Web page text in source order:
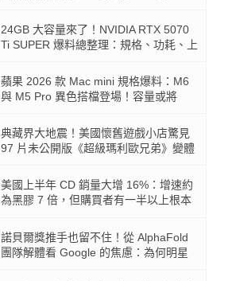
24GB 大容量來了！NVIDIA RTX 5070
Ti SUPER 爆料總整理：規格、功耗、上
蘋果 2026 款 Mac mini 規格爆料：M6
與 M5 Pro 異色搭檔登場！容量或將
典藏界大地震！美國懷舊遊戲小店驚見
97 片未公開版《超級瑪利歐兄弟》變體
美國上半年 CD 銷量大增 16%：增速約
為黑膠 7 倍，但購買者有一半以上根本
諾貝爾獎推手也留不住！從 AlphaFold
團隊解體看 Google 的焦慮：為何明星